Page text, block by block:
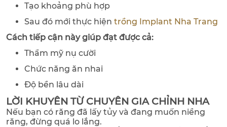
Tạo khoảng phù hợp
Sau đó mới thực hiện trồng Implant Nha Trang
Cách tiếp cận này giúp đạt được cả:
Thẩm mỹ nụ cười
Chức năng ăn nhai
Độ bền lâu dài
LỜI KHUYÊN TỪ CHUYÊN GIA CHỈNH NHA
Nếu bạn có răng đã lấy tủy và đang muốn niềng
răng, đừng quá lo lắng.